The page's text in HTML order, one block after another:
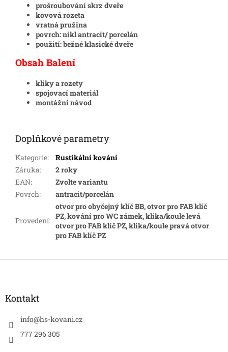
prošroubování skrz dveře
kovová rozeta
vratná pružina
povrch: nikl antracit/ porcelán
použití: bežné klasické dveře
Obsah Balení
kliky a rozety
spojovací materiál
montážní návod
Doplňkové parametry
Kategorie:
Rustikální kování
Záruka:
2 roky
EAN:
Zvolte variantu
Povrch: antracit/porcelán
Provedení:
otvor pro obyčejný klíč BB, otvor pro FAB klíč
PZ, kování pro WC zámek, klika/koule levá
otvor pro FAB klíč PZ, klika/koule pravá otvor
pro FAB klíč PZ
Kontakt
info@hs-kovani.cz
777 296 305